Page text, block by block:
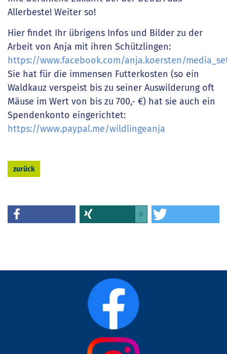
Allerbeste! Weiter so!
Hier findet Ihr übrigens Infos und Bilder zu der
Arbeit von Anja mit ihren Schützlingen:
https://www.facebook.com/anja.koersten/
Sie hat für die immensen Futterkosten (so ein
Waldkauz verspeist bis zu seiner Auswilderung oft
Mäuse im Wert von bis zu 700,- €) hat sie auch ein
Spendenkonto eingerichtet:
https://www.paypal.me/wildlingeanja
zurück
0